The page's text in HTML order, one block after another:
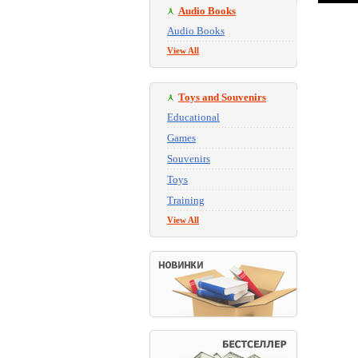
Audio Books
Audio Books
View All
Toys and Souvenirs
Educational
Games
Souvenirs
Toys
Training
View All